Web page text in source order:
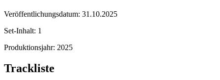
Veröffentlichungsdatum: 31.10.2025
Set-Inhalt: 1
Produktionsjahr: 2025
Trackliste